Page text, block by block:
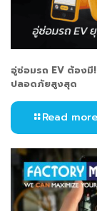
อู่ซ่อมรถ EV ต้องมี
ปลอดภัยสูงสุด
Read more